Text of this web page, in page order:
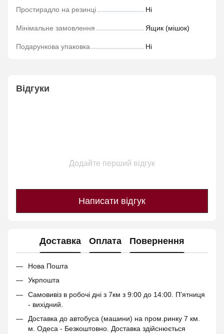
Простирадло на резинці Ні
Мінімальне замовлення Ящик (мішок)
Подарункова упаковка Ні
Відгуки
Додайте перший відгук
Написати відгук
Доставка Оплата Повернення
Нова Пошта
Укрпошта
Самовивіз в робочі дні з 7км з 9:00 до 14:00. П'ятниця
- вихідний.
Доставка до автобуса (машини) на пром.ринку 7 км.
м. Одеса - Безкоштовно. Доставка здійснюється